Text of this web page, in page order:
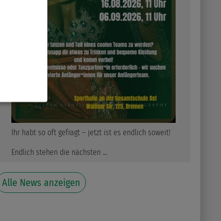
Ihr habt so oft gefragt – jetzt ist es endlich soweit!
Endlich stehen die nächsten ...
Alle News anzeigen